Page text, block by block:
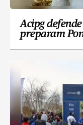
Acipg
preparam